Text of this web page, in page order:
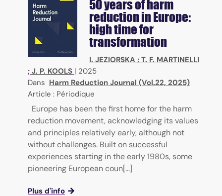
50 years of harm
reduction in Europe:
high time for
transformation
I. JEZIORSKA ; T. F. MARTINELLI
; J. P. KOOLS | 2025
Dans Harm Reduction Journal (Vol.22, 2025)
Article : Périodique
Europe has been the first home for the harm
reduction movement, acknowledging its values
and principles relatively early, although not
without challenges. Built on successful
experiences starting in the early 1980s, some
pioneering European coun[...]
Plus d'info